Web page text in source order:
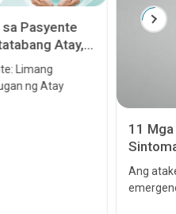
sa Pasyente
Atay,
ng Atay at
Limang
ng Atay
11
Ang